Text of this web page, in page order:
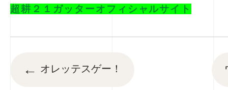
超耕２１ガッターオフィシャルサイト
← オレッテスゲー！